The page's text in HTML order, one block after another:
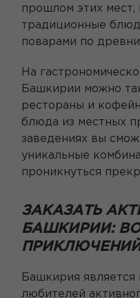
прошлом этих мест,
традиционные
поварами по
На
Башкирии можно
рестораны и
блюда из местных
заведениях вы
уникальные
проникнуться
ЗАКАЗАТЬ
БАШКИРИИ:
Башкирия
любителей